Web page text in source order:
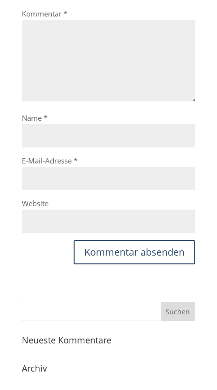
Kommentar *
Name *
E-Mail-Adresse *
Website
Neueste Kommentare
Archiv